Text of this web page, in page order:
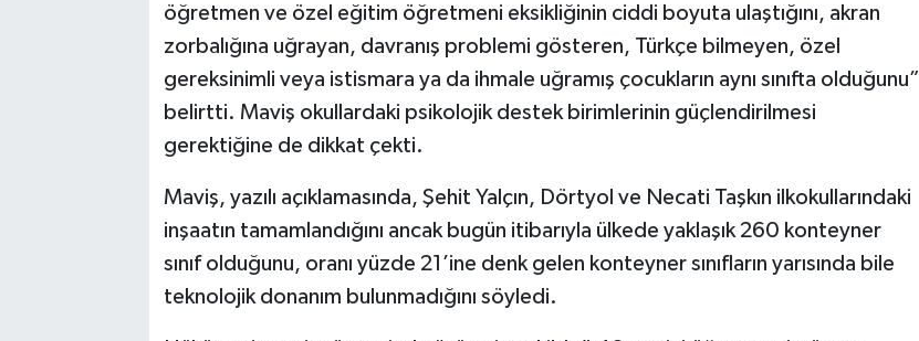
öğretmen ve özel eğitim öğretmeni eksikliğinin ciddi boyuta ulaştığını, akran
zorbalığına uğrayan, davranış problemi gösteren, Türkçe bilmeyen, özel
gereksinimli veya istismara ya da ihmale uğramış çocukların aynı sınıfta olduğunu”
belirtti. Maviş okullardaki psikolojik destek birimlerinin güçlendirilmesi
gerektiğine de dikkat çekti.
Maviş, yazılı açıklamasında, Şehit Yalçın, Dörtyol ve Necati Taşkın ilkokullarındaki
inşaatın tamamlandığını ancak bugün itibarıyla ülkede yaklaşık 260 konteyner
sınıf olduğunu, oranı yüzde 21’ine denk gelen konteyner sınıfların yarısında bile
teknolojik donanım bulunmadığını söyledi.